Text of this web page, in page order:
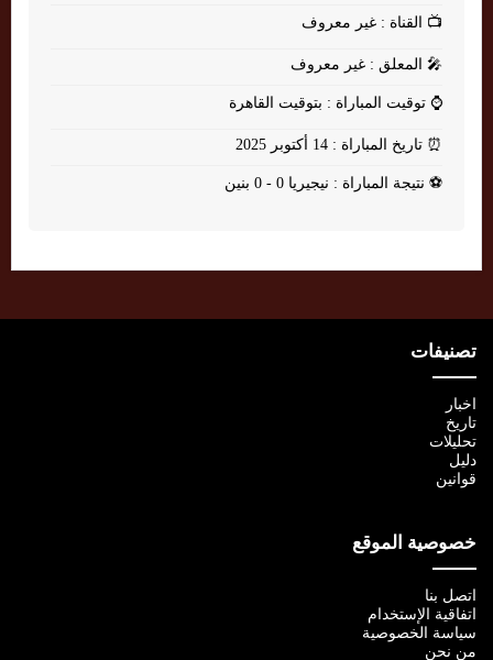
📺 القناة : غير معروف
🎤 المعلق : غير معروف
⌚ توقيت المباراة : بتوقيت القاهرة
⏰ تاريخ المباراة : 14 أكتوبر 2025
⚽ نتيجة المباراة : نيجيريا 0 - 0 بنين
تصنيفات
اخبار
تاريخ
تحليلات
دليل
قوانين
خصوصية الموقع
اتصل بنا
اتفاقية الإستخدام
سياسة الخصوصية
من نحن